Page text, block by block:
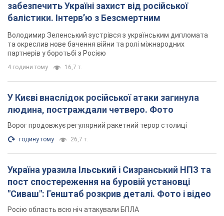
забезпечить Україні захист від російської
балістики. Інтерв’ю з Безсмертним
Володимир Зеленський зустрівся з українським дипломата
та окреслив нове бачення війни та ролі міжнародних
партнерів у боротьбі з Росією
4 години тому 16,7 т.
У Києві внаслідок російської атаки загинула
людина, постраждали четверо. Фото
Ворог продовжує регулярний ракетний терор столиці
годину тому 26,7 т.
Україна уразила Ільський і Сизранський НПЗ та
пост спостереження на буровій установці
"Сиваш": Генштаб розкрив деталі. Фото і відео
Росію область всю ніч атакували БПЛА